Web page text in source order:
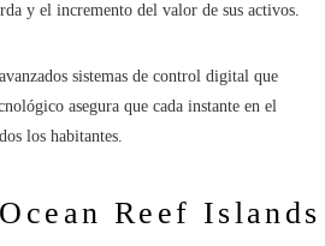
y el incremento del valor de sus activos.
sistemas de control digital que
asegura que cada instante en el
los habitantes.
Reef Islands